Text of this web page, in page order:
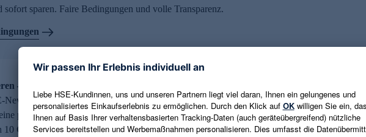
sofort sparen. Faire Bedingungen und volle Transparenz.
– 10 € Gutschein erhalten
Newsletter abonnieren und aktuelle Trends,
per E-Mail erhalten. Als Dankeschön
10 € Gutschein. Eine Abmeldung ist jederzeit in
E-Mail-Adresse eingeben